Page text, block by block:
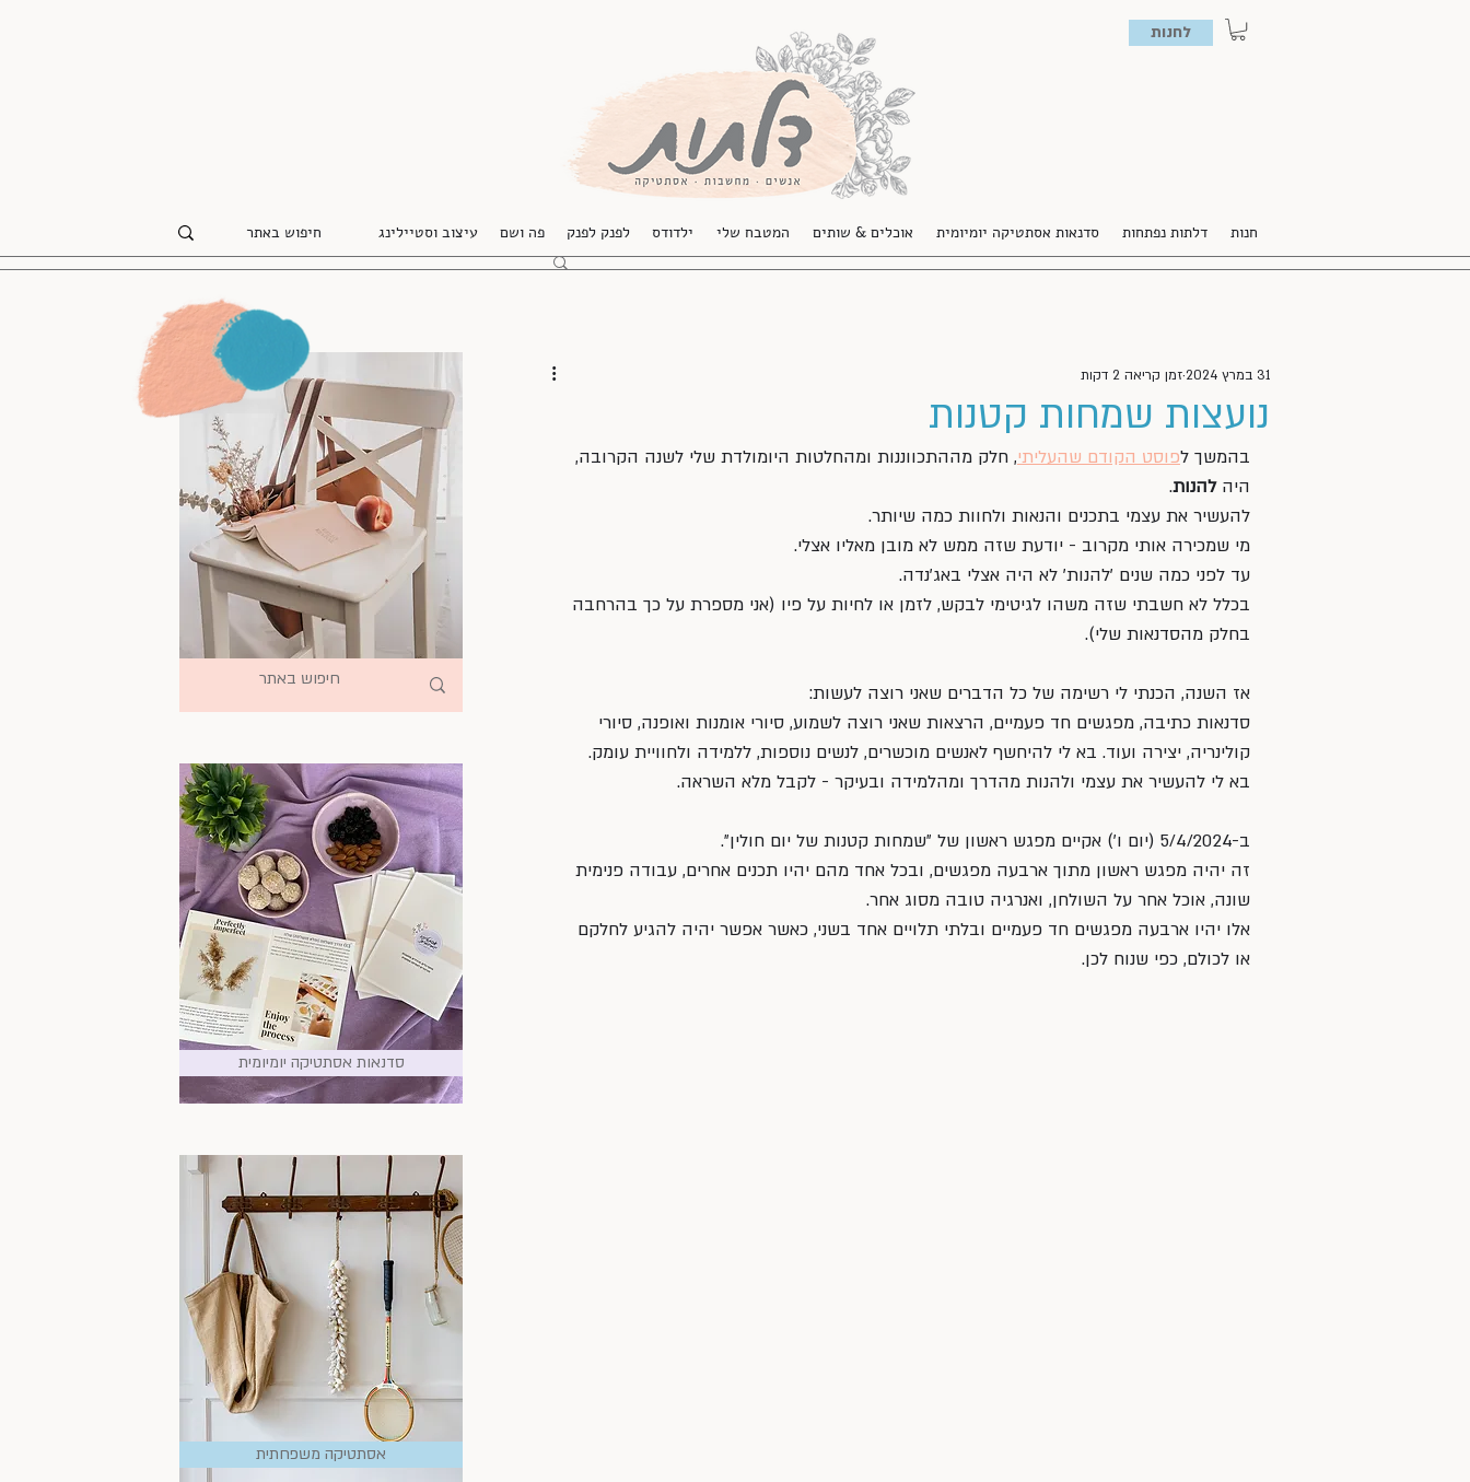
לחנות
חנות דלתות נפתחות סדנאות אסתטיקה יומיומית אוכלים & שותים המטבח שלי ילדודס לפנק לפנק פה ושם עיצוב וסטיילינג
נועצות שמחות קטנות
31 במרץ 2024 זמן קריאה 2 דקות
בהמשך לפוסט הקודם שהעליתי, חלק מההתכווננות ומהחלטות היומולדת שלי לשנה הקרובה,
היה להנות.
להעשיר את עצמי בתכנים והנאות ולחוות כמה שיותר.
מי שמכירה אותי מקרוב - יודעת שזה ממש לא מובן מאליו אצלי.
עד לפני כמה שנים 'להנות' לא היה אצלי באג׳נדה.
בכלל לא חשבתי שזה משהו לגיטימי לבקש, לזמן או לחיות על פיו (אני מספרת על כך בהרחבה
בחלק מהסדנאות שלי).
אז השנה, הכנתי לי רשימה של כל הדברים שאני רוצה לעשות:
סדנאות כתיבה, מפגשים חד פעמיים, הרצאות שאני רוצה לשמוע, סיורי אומנות ואופנה, סיורי
קולינריה, יצירה ועוד. בא לי להיחשף לאנשים מוכשרים, לנשים נוספות, ללמידה ולחוויית עומק.
בא לי להעשיר את עצמי ולהנות מהדרך ומהלמידה ובעיקר - לקבל מלא השראה.
ב-5/4/2024 (יום ו') אקיים מפגש ראשון של ״שמחות קטנות של יום חולין״.
זה יהיה מפגש ראשון מתוך ארבעה מפגשים, ובכל אחד מהם יהיו תכנים אחרים, עבודה פנימית
שונה, אוכל אחר על השולחן, ואנרגיה טובה מסוג אחר.
אלו יהיו ארבעה מפגשים חד פעמיים ובלתי תלויים אחד בשני, כאשר אפשר יהיה להגיע לחלקם
או לכולם, כפי שנוח לכן.
סדנאות אסתטיקה יומיומית
אסתטיקה משפחתית